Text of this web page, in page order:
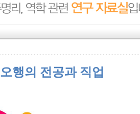
오행의 전공과 직업